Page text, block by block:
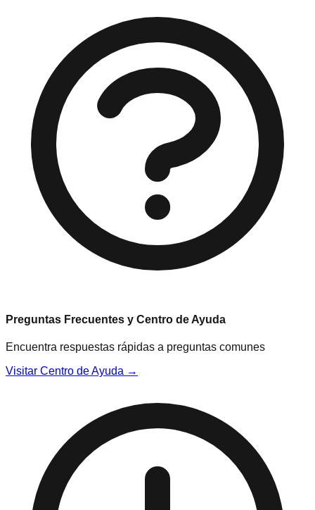
Preguntas Frecuentes y Centro de Ayuda
Encuentra respuestas rápidas a preguntas comunes
Visitar Centro de Ayuda →